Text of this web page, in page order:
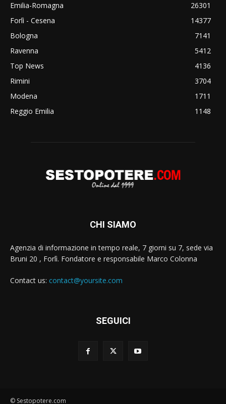
Emilia-Romagna
26301
Forlì - Cesena
14377
Bologna
7141
Ravenna
5412
Top News
4136
Rimini
3704
Modena
1711
Reggio Emilia
1148
CHI SIAMO
Agenzia di informazione in tempo reale, 7 giorni su 7, sede via
Bruni 20 , Forlì. Fondatore e responsabile Marco Colonna
Contact us: contact@yoursite.com
SEGUICI
© Sestopotere.com